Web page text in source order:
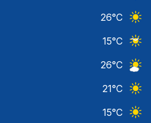
26°C
15°C
26°C
21°C
15°C